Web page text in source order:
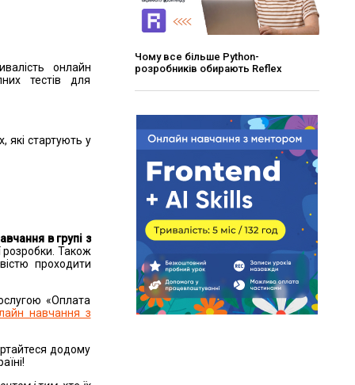
онлайн
тестів для
які стартують у
в групі з
розробки. Також
проходити
«Оплата
навчання з
додому
Чому все більше Python-
розробників обирають Reflex